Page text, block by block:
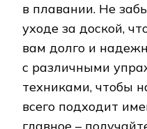
в плавании. Не
уходе за доской,
вам долго и
с различными
техниками, чтобы
всего подходит